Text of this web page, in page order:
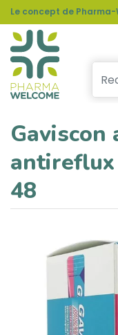
Le concept de
Gaviscon
antireflux
48